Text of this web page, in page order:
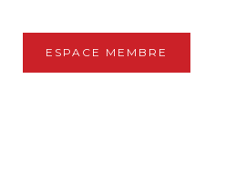
ESPACE MEMBRE